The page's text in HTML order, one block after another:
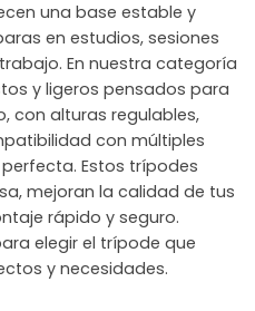
una base estable y
en estudios, sesiones
En nuestra categoría
y ligeros pensados para
con alturas regulables,
con múltiples
Estos trípodes
mejoran la calidad de tus
rápido y seguro.
elegir el trípode que
y necesidades.